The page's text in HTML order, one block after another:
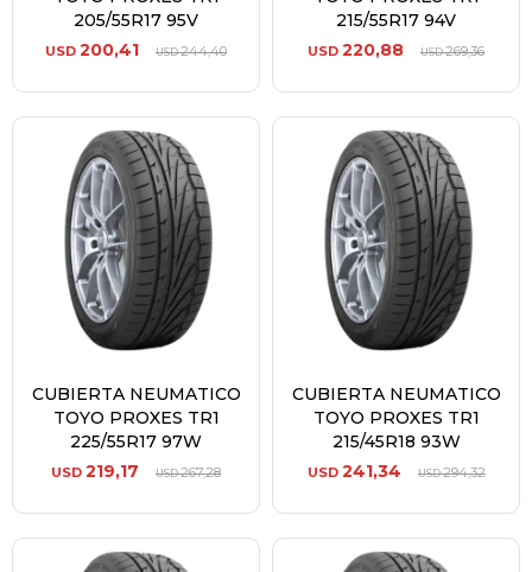
205/55R17 95V
USD 200,41 USD244,40
215/55R17 94V
USD 220,88 USD269,36
CUBIERTA NEUMATICO
TOYO PROXES TR1
225/55R17 97W
USD 219,17 USD267,28
CUBIERTA NEUMATICO
TOYO PROXES TR1
215/45R18 93W
USD 241,34 USD294,32